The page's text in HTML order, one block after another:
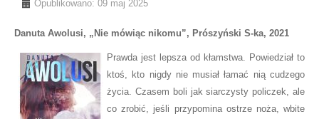
Opublikowano: 09 maj 2025
Danuta Awolusi, „Nie mówiąc nikomu”, Prószyński S-ka, 2021
Prawda jest lepsza od kłamstwa. Powiedział to
ktoś, kto nigdy nie musiał łamać nią cudzego
życia. Czasem boli jak siarczysty policzek, ale
co zrobić, jeśli przypomina ostrze noża, wbite